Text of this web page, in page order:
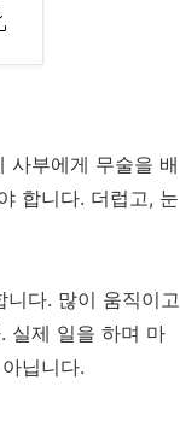
사부에게 무술을 배
합니다. 더럽고, 눈
다. 많이 움직이고
실제 일을 하며 마
닙니다.